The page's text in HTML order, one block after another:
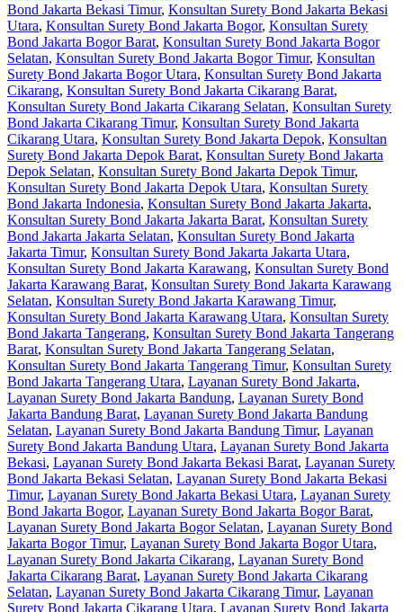
Bond Jakarta Bekasi Timur, Konsultan Surety Bond Jakarta Bekasi
Utara, Konsultan Surety Bond Jakarta Bogor, Konsultan Surety
Bond Jakarta Bogor Barat, Konsultan Surety Bond Jakarta Bogor
Selatan, Konsultan Surety Bond Jakarta Bogor Timur, Konsultan
Surety Bond Jakarta Bogor Utara, Konsultan Surety Bond Jakarta
Cikarang, Konsultan Surety Bond Jakarta Cikarang Barat,
Konsultan Surety Bond Jakarta Cikarang Selatan, Konsultan Surety
Bond Jakarta Cikarang Timur, Konsultan Surety Bond Jakarta
Cikarang Utara, Konsultan Surety Bond Jakarta Depok, Konsultan
Surety Bond Jakarta Depok Barat, Konsultan Surety Bond Jakarta
Depok Selatan, Konsultan Surety Bond Jakarta Depok Timur,
Konsultan Surety Bond Jakarta Depok Utara, Konsultan Surety
Bond Jakarta Indonesia, Konsultan Surety Bond Jakarta Jakarta,
Konsultan Surety Bond Jakarta Jakarta Barat, Konsultan Surety
Bond Jakarta Jakarta Selatan, Konsultan Surety Bond Jakarta
Jakarta Timur, Konsultan Surety Bond Jakarta Jakarta Utara,
Konsultan Surety Bond Jakarta Karawang, Konsultan Surety Bond
Jakarta Karawang Barat, Konsultan Surety Bond Jakarta Karawang
Selatan, Konsultan Surety Bond Jakarta Karawang Timur,
Konsultan Surety Bond Jakarta Karawang Utara, Konsultan Surety
Bond Jakarta Tangerang, Konsultan Surety Bond Jakarta Tangerang
Barat, Konsultan Surety Bond Jakarta Tangerang Selatan,
Konsultan Surety Bond Jakarta Tangerang Timur, Konsultan Surety
Bond Jakarta Tangerang Utara, Layanan Surety Bond Jakarta,
Layanan Surety Bond Jakarta Bandung, Layanan Surety Bond
Jakarta Bandung Barat, Layanan Surety Bond Jakarta Bandung
Selatan, Layanan Surety Bond Jakarta Bandung Timur, Layanan
Surety Bond Jakarta Bandung Utara, Layanan Surety Bond Jakarta
Bekasi, Layanan Surety Bond Jakarta Bekasi Barat, Layanan Surety
Bond Jakarta Bekasi Selatan, Layanan Surety Bond Jakarta Bekasi
Timur, Layanan Surety Bond Jakarta Bekasi Utara, Layanan Surety
Bond Jakarta Bogor, Layanan Surety Bond Jakarta Bogor Barat,
Layanan Surety Bond Jakarta Bogor Selatan, Layanan Surety Bond
Jakarta Bogor Timur, Layanan Surety Bond Jakarta Bogor Utara,
Layanan Surety Bond Jakarta Cikarang, Layanan Surety Bond
Jakarta Cikarang Barat, Layanan Surety Bond Jakarta Cikarang
Selatan, Layanan Surety Bond Jakarta Cikarang Timur, Layanan
Surety Bond Jakarta Cikarang Utara, Layanan Surety Bond Jakarta